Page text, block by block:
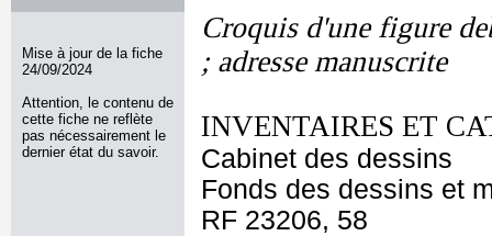
Mise à jour de la fiche
24/09/2024
Attention, le contenu de
cette fiche ne reflète
pas nécessairement le
dernier état du savoir.
Croquis d'une figure
; adresse manuscrite
INVENTAIRES ET
Cabinet des dessins
Fonds des dessins et
RF 23206, 58